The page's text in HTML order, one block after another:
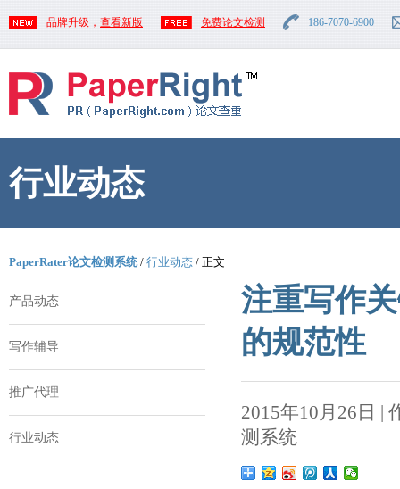
品牌升级， 查看新版 免费论文检测 186-7070-6900
行业动态
PaperRater论文检测系统/ 行业动态 / 正文
产品动态
写作辅导
推广代理
行业动态
注重写作
的规范性
2015年10月26日 |
测系统